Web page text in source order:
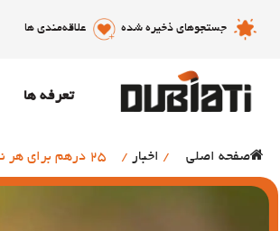
جستجوهای ذخیره شده علاقه‌مندی ها
تعرفه ها
صفحه اصلی / اخبار / 25 درهم برای هر نفر مقدار زکات فطر امسال در امارات